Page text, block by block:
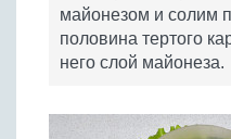
майонезом и солим
половина тертого
него слой майонеза.